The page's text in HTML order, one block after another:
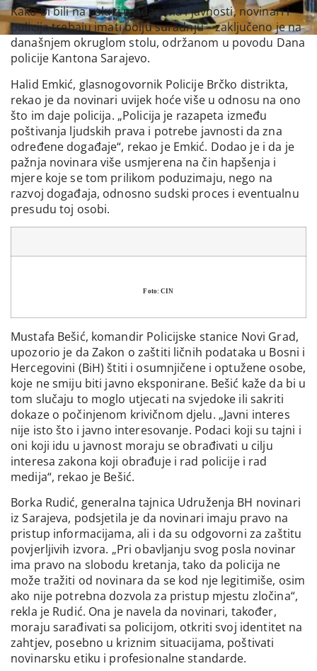
Kako bi bili na usluzi građanima i javnosti, novinari i
policija trebaju imati bolju suradnju – zaključeno je na
današnjem okruglom stolu, održanom u povodu Dana
policije Kantona Sarajevo.
Halid Emkić, glasnogovornik Policije Brčko distrikta,
rekao je da novinari uvijek hoće više u odnosu na ono
što im daje policija. „Policija je razapeta između
poštivanja ljudskih prava i potrebe javnosti da zna
određene događaje“, rekao je Emkić. Dodao je i da je
pažnja novinara više usmjerena na čin hapšenja i
mjere koje se tom prilikom poduzimaju, nego na
razvoj događaja, odnosno sudski proces i eventualnu
presudu toj osobi.
Foto: CIN
Mustafa Bešić, komandir Policijske stanice Novi Grad,
upozorio je da Zakon o zaštiti ličnih podataka u Bosni i
Hercegovini (BiH) štiti i osumnjičene i optužene osobe,
koje ne smiju biti javno eksponirane. Bešić kaže da bi u
tom slučaju to moglo utjecati na svjedoke ili sakriti
dokaze o počinjenom krivičnom djelu. „Javni interes
nije isto što i javno interesovanje. Podaci koji su tajni i
oni koji idu u javnost moraju se obrađivati u cilju
interesa zakona koji obrađuje i rad policije i rad
medija“, rekao je Bešić.
Borka Rudić, generalna tajnica Udruženja BH novinari
iz Sarajeva, podsjetila je da novinari imaju pravo na
pristup informacijama, ali i da su odgovorni za zaštitu
povjerljivih izvora. „Pri obavljanju svog posla novinar
ima pravo na slobodu kretanja, tako da policija ne
može tražiti od novinara da se kod nje legitimiše, osim
ako nije potrebna dozvola za pristup mjestu zločina“,
rekla je Rudić. Ona je navela da novinari, također,
moraju sarađivati sa policijom, otkriti svoj identitet na
zahtjev, posebno u kriznim situacijama, poštivati
novinarsku etiku i profesionalne standarde.